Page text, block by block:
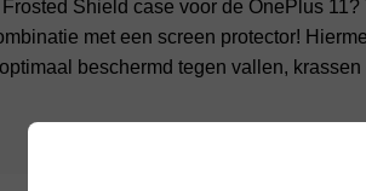
Shield case voor de OnePlus
met een screen protector!
beschermd tegen vallen, krassen